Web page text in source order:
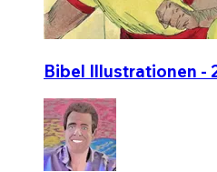
Bibel Illustrationen -